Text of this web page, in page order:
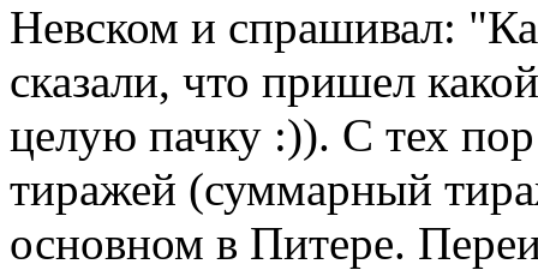
Невском и спрашивал:
сказали, что пришел
целую пачку :)). С тех
тиражей (суммарный
основном в Питере.